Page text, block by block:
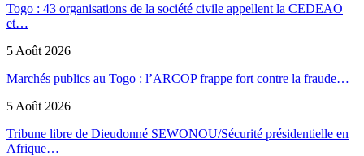
Togo : 43 organisations de la société civile appellent la CEDEAO
et…
5 Août 2026
Marchés publics au Togo : l’ARCOP frappe fort contre la fraude…
5 Août 2026
Tribune libre de Dieudonné SEWONOU/Sécurité présidentielle en
Afrique…